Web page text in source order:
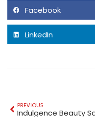
Facebook
LinkedIn
PREVIOUS